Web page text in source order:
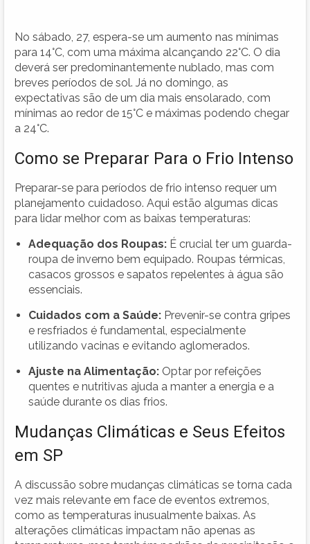
No sábado, 27, espera-se um aumento nas mínimas
para 14°C, com uma máxima alcançando 22°C. O dia
deverá ser predominantemente nublado, mas com
breves períodos de sol. Já no domingo, as
expectativas são de um dia mais ensolarado, com
mínimas ao redor de 15°C e máximas podendo chegar
a 24°C.
Como se Preparar Para o Frio Intenso
Preparar-se para períodos de frio intenso requer um
planejamento cuidadoso. Aqui estão algumas dicas
para lidar melhor com as baixas temperaturas:
Adequação dos Roupas: É crucial ter um guarda-
roupa de inverno bem equipado. Roupas térmicas,
casacos grossos e sapatos repelentes à água são
essenciais.
Cuidados com a Saúde: Prevenir-se contra gripes
e resfriados é fundamental, especialmente
utilizando vacinas e evitando aglomerados.
Ajuste na Alimentação: Optar por refeições
quentes e nutritivas ajuda a manter a energia e a
saúde durante os dias frios.
Mudanças Climáticas e Seus Efeitos
em SP
A discussão sobre mudanças climáticas se torna cada
vez mais relevante em face de eventos extremos,
como as temperaturas inusualmente baixas. As
alterações climáticas impactam não apenas as